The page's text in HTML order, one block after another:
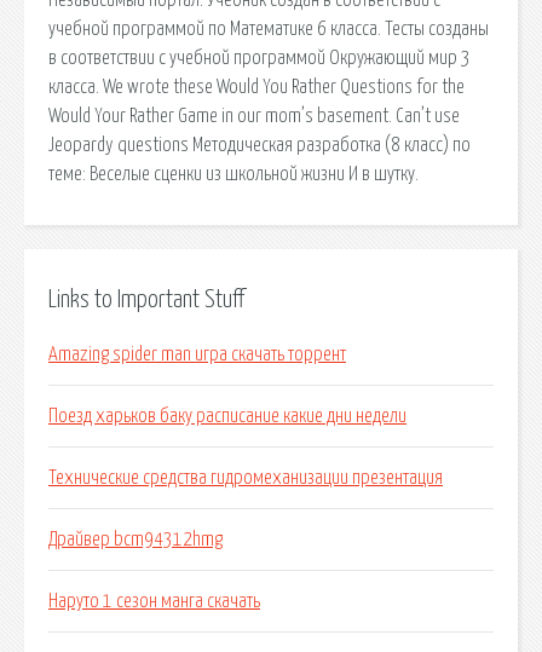
учебной программой по Математике 6 класса. Тесты созданы
в соответствии с учебной программой Окружающий мир 3
класса. We wrote these Would You Rather Questions for the
Would Your Rather Game in our mom’s basement. Can’t use
Jeopardy questions Методическая разработка (8 класс) по
теме: Веселые сценки из школьной жизни И в шутку.
Links to Important Stuff
Amazing spider man игра скачать торрент
Поезд харьков баку расписание какие дни недели
Технические средства гидромеханизации презентация
Драйвер bcm94312hmg
Наруто 1 сезон манга скачать